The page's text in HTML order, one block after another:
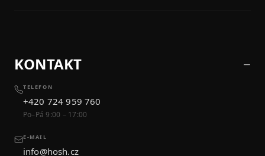
KONTAKT
TELEFON
+420 724 959 760
Po–Pá 9:00 – 17:00
E-MAIL
info@hosh.cz